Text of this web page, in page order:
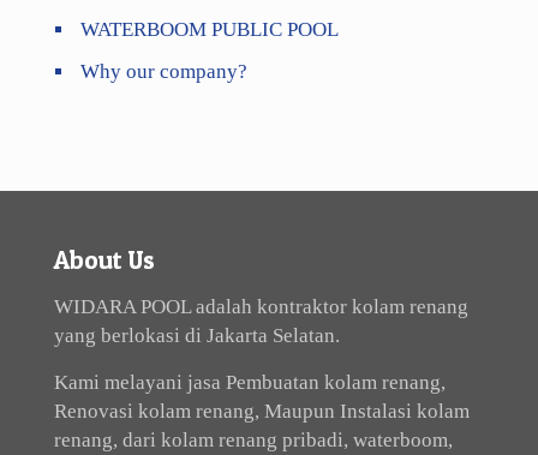
WATERBOOM PUBLIC POOL
Why our company?
About Us
WIDARA POOL adalah kontraktor kolam renang
yang berlokasi di Jakarta Selatan.
Kami melayani jasa Pembuatan kolam renang,
Renovasi kolam renang, Maupun Instalasi kolam
renang, dari kolam renang pribadi, waterboom,